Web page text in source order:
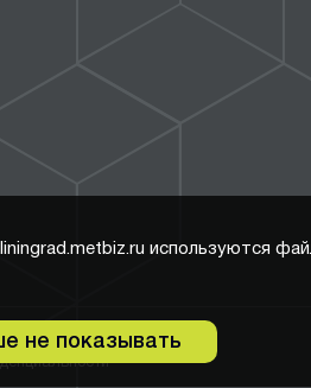
используются
не показывать